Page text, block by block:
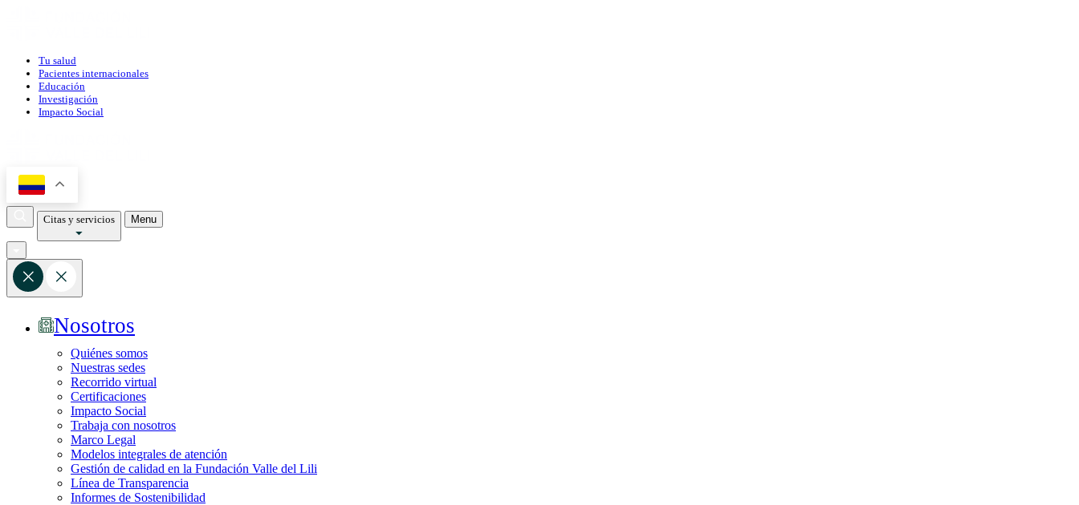
Tu salud
Pacientes internacionales
Educación
Investigación
Impacto Social
Citas y servicios Menu
Nosotros
Quiénes somos
Nuestras sedes
Recorrido virtual
Certificaciones
Impacto Social
Trabaja con nosotros
Marco Legal
Modelos integrales de atención
Gestión de calidad en la Fundación Valle del Lili
Línea de Transparencia
Informes de Sostenibilidad